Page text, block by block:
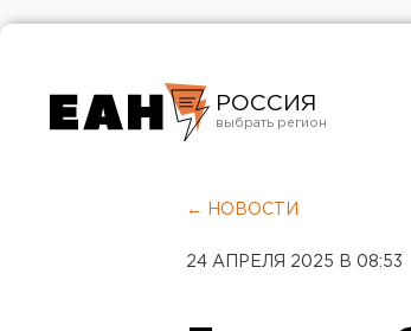
РОССИЯ
Челябинск
← НОВОСТИ
24 АПРЕЛЯ 2025 В 08:53